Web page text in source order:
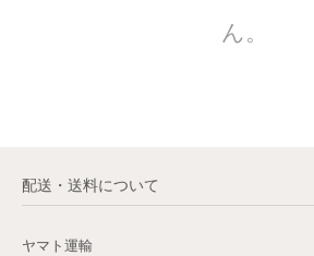
ん。
配送・送料について
ヤマト運輸